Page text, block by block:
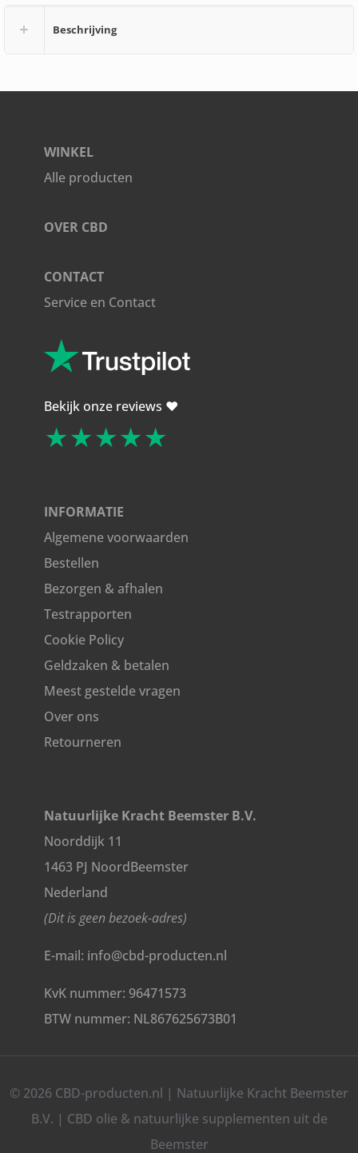
Beschrijving
WINKEL
Alle producten
OVER CBD
CONTACT
Service en Contact
Bekijk onze reviews ❤️
★★★★★
INFORMATIE
Algemene voorwaarden
Bestellen
Bezorgen & afhalen
Testrapporten
Cookie Policy
Geldzaken & betalen
Meest gestelde vragen
Over ons
Retourneren
Natuurlijke Kracht Beemster B.V.
Noorddijk 11
1463 PJ NoordBeemster
Nederland
(Dit is geen bezoek-adres)
E-mail: info@cbd-producten.nl
KvK nummer: 96471573
BTW nummer: NL867625673B01
© 2026 CBD-producten.nl | Natuurlijke Kracht Beemster
B.V. | CBD olie & natuurlijke supplementen uit de
Beemster